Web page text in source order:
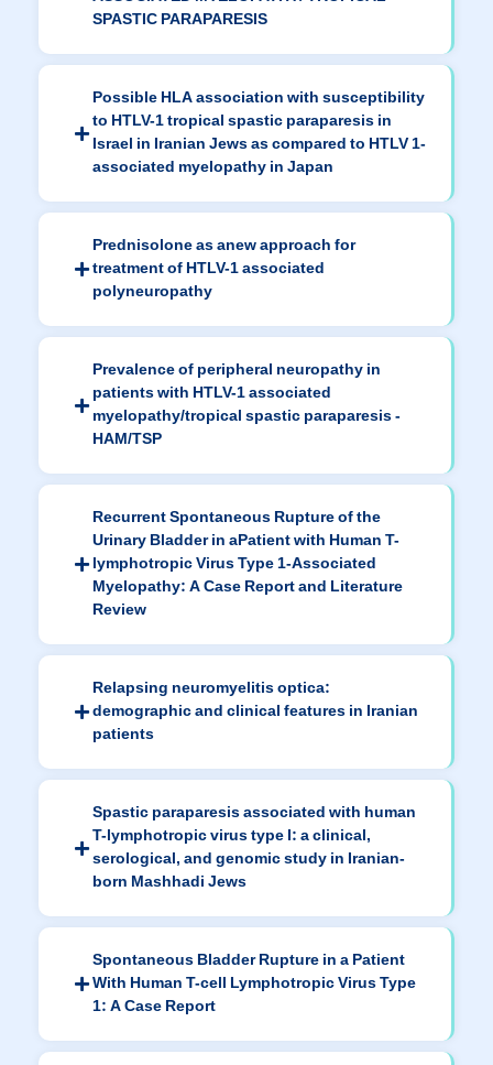
SPASTIC PARAPARESIS
Possible HLA association with susceptibility
to HTLV-1 tropical spastic paraparesis in
Israel in Iranian Jews as compared to HTLV 1-
associated myelopathy in Japan
Prednisolone as anew approach for
treatment of HTLV-1 associated
polyneuropathy
Prevalence of peripheral neuropathy in
patients with HTLV-1 associated
myelopathy/tropical spastic paraparesis -
HAM/TSP
Recurrent Spontaneous Rupture of the
Urinary Bladder in aPatient with Human T-
lymphotropic Virus Type 1-Associated
Myelopathy: A Case Report and Literature
Review
Relapsing neuromyelitis optica:
demographic and clinical features in Iranian
patients
Spastic paraparesis associated with human
T-lymphotropic virus type I: a clinical,
serological, and genomic study in Iranian-
born Mashhadi Jews
Spontaneous Bladder Rupture in a Patient
With Human T-cell Lymphotropic Virus Type
1: A Case Report